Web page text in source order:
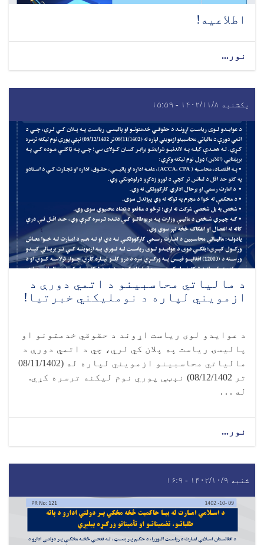
اطلاعیه!
نور...
یکشنبه ۱۴۰۲/۱۱/۸ - ۱۵:۵۹
د مالياتي محاسبينو د اتمي دورې د
ازمويني لپاره د نومليکني خبرتیا!
د عوایدو لوی ریاست اړوند د حقوقي خدمتونو او
پالیسۍ ریاست په پلان کي لري، چي د اتمي دورې د
مالیاتي محاسبینو ازمویني لپاره له (08/11/1402
تر 08/12/1402) نېټې پوري نوم لیکنه ترسره کړي.
له . . .
نور...
شنبه ۱۴۰۲/۱۰/۹ - ۱۶:۹